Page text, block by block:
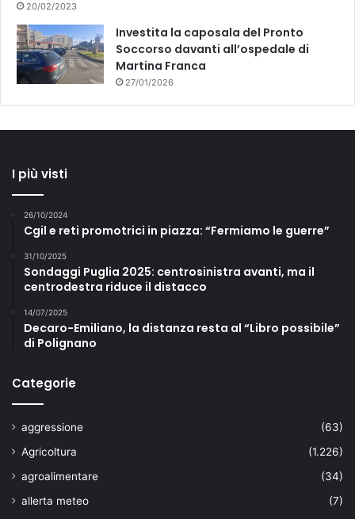
20/02/2023
Investita la caposala del Pronto
Soccorso davanti all’ospedale di
Martina Franca
27/01/2026
I più visti
26/10/2024
Cgil e reti promotrici in piazza: “Fermiamo le guerre”
31/10/2025
Sondaggi Puglia 2025: centrosinistra avanti, ma il
centrodestra riduce il distacco
14/07/2025
Decaro-Emiliano, la distanza resta al “Libro possibile”
di Polignano
Categorie
aggressione
(63)
Agricoltura
(1.226)
agroalimentare
(34)
allerta meteo
(7)